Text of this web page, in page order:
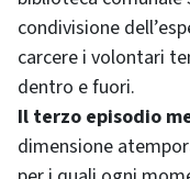
condivisione
carcere i volontari
dentro e fuori.
Il terzo episodio
dimensione